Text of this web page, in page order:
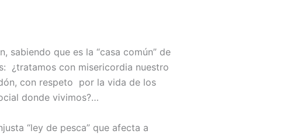
que es la “casa común” de
¿tratamos con misericordia nuestro
con respeto por la vida de los
donde vivimos?…
“ley de pesca” que afecta a